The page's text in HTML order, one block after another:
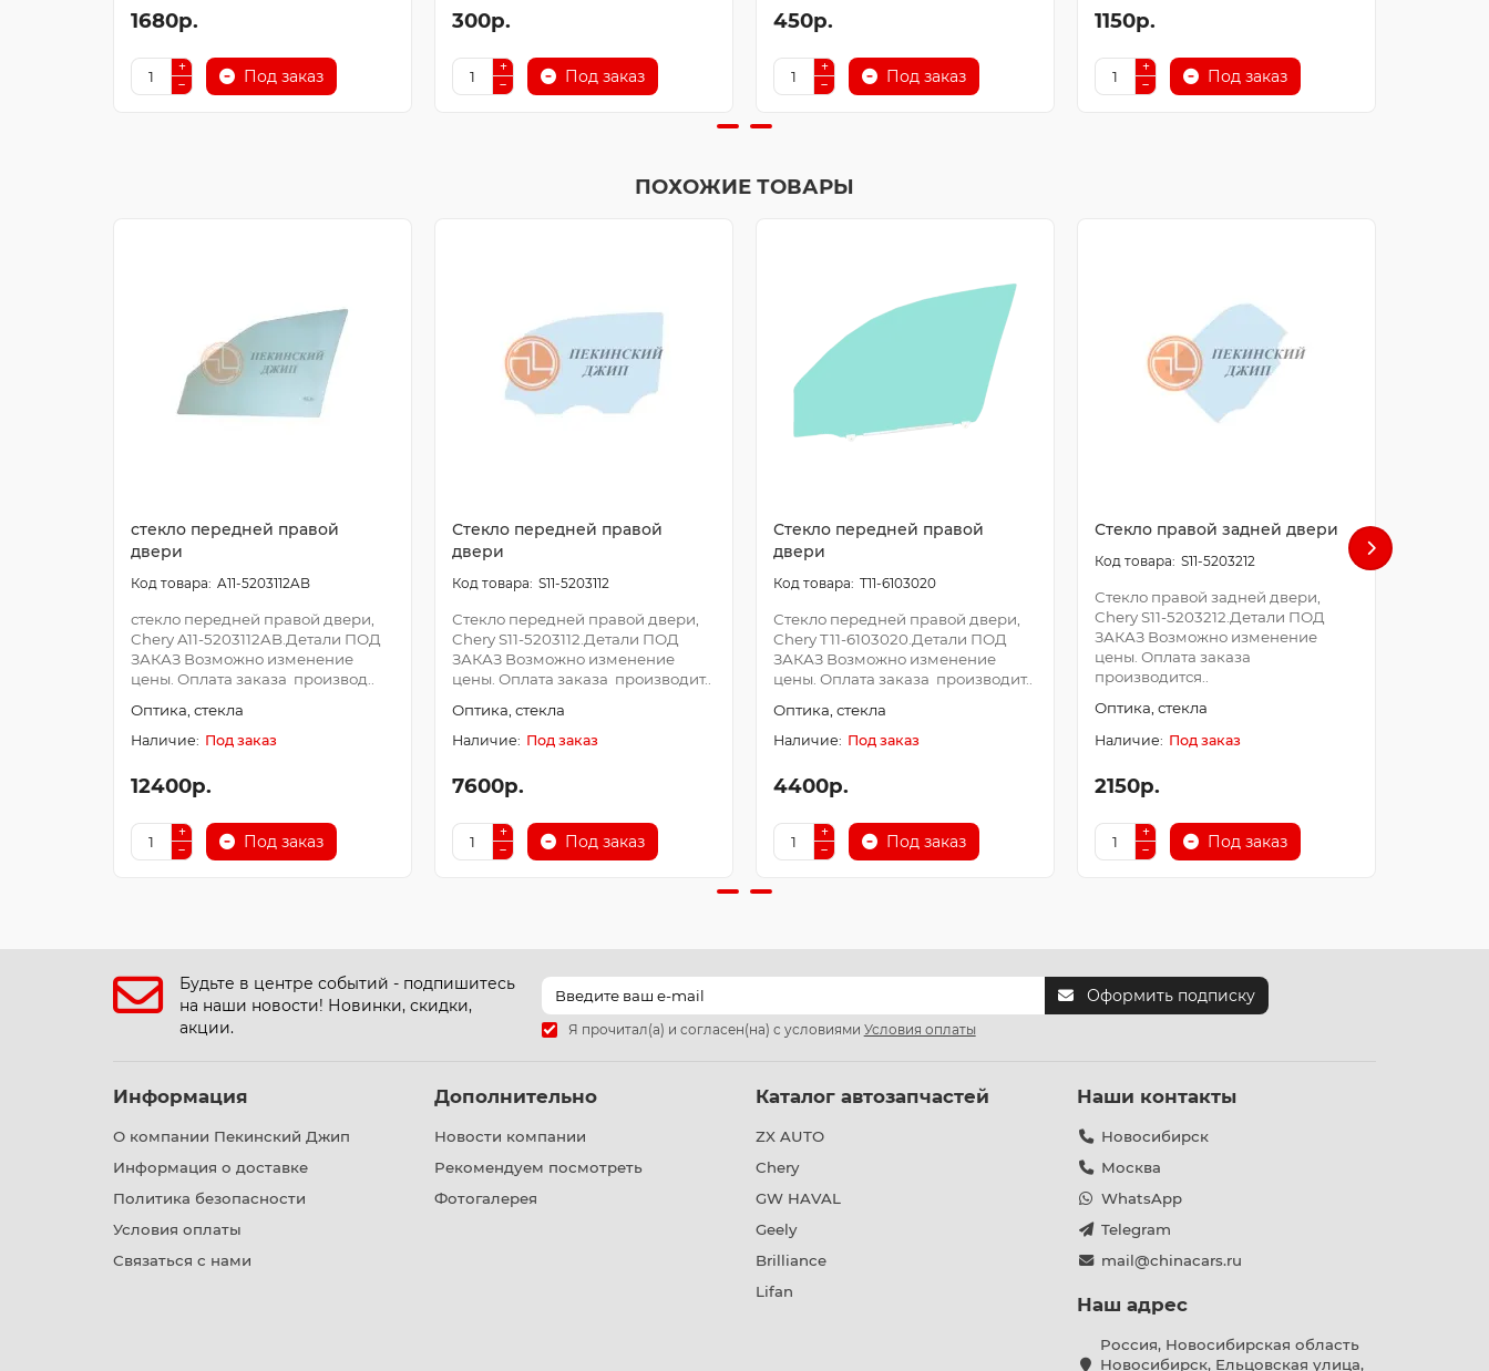
1680р.
Под заказ
300р.
Под заказ
450р.
Под заказ
1150р.
Под заказ
ПОХОЖИЕ ТОВАРЫ
стекло передней правой
двери
A11-5203112AB
стекло передней правой двери,
Chery A11-5203112AB.Детали ПОД
ЗАКАЗ Возможно изменение
цены. Оплата заказа производ..
Оптика, стекла
Под заказ
12400р.
Под заказ
Стекло передней правой
двери
S11-5203112
Стекло передней правой двери,
Chery S11-5203112.Детали ПОД
ЗАКАЗ Возможно изменение
цены. Оплата заказа производит..
Оптика, стекла
Под заказ
7600р.
Под заказ
Стекло передней правой
двери
T11-6103020
Стекло передней правой двери,
Chery T11-6103020.Детали ПОД
ЗАКАЗ Возможно изменение
цены. Оплата заказа производит..
Оптика, стекла
Под заказ
4400р.
Под заказ
Стекло правой задней двери
S11-5203212
Стекло правой задней двери,
Chery S11-5203212.Детали ПОД
ЗАКАЗ Возможно изменение
цены. Оплата заказа
производится..
Оптика, стекла
Под заказ
2150р.
Под заказ
Будьте в центре событий - подпишитесь
на наши новости! Новинки, скидки,
акции.
Оформить подписку
Я прочитал(а) и согласен(на) с условиями Условия оплаты
Информация
О компании Пекинский Джип
Информация о доставке
Политика безопасности
Условия оплаты
Связаться с нами
Дополнительно
Новости компании
Рекомендуем посмотреть
Фотогалерея
Каталог автозапчастей
ZX AUTO
Chery
GW HAVAL
Geely
Brilliance
Lifan
Наши контакты
Новосибирск
Москва
WhatsApp
Telegram
mail@chinacars.ru
Наш адрес
Россия, Новосибирская область
Новосибирск, Ельцовская улица,